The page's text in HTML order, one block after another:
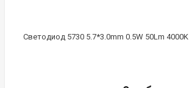
Светодиод 5730 5.7*3.0mm 0.5W 50Lm 4000K